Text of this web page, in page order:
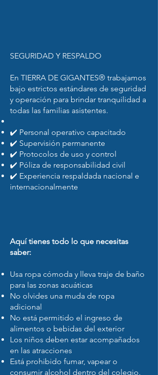
SEGURIDAD Y RESPALDO
En TIERRA DE GIGANTES® trabajamos
bajo estrictos estándares de seguridad
y operación para brindar tranquilidad a
todas las familias asistentes.
✔️ Personal operativo capacitado
✔️ Supervisión permanente
✔️ Protocolos de uso y control
✔️ Póliza de responsabilidad civil
✔️ Experiencia respaldada nacional e
internacionalmente
Aquí tienes todo lo que necesitas
saber:
Usa ropa cómoda y lleva traje de baño
para las zonas acuáticas
No olvides una muda de ropa
adicional
No está permitido el ingreso de
alimentos o bebidas del exterior
Los niños deben estar acompañados
en las atracciones
Está prohibido fumar, vapear o
consumir alcohol dentro del colegio.